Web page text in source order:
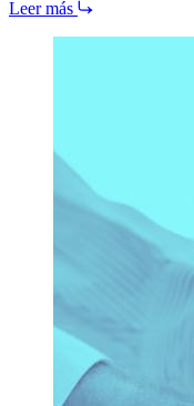
Leer más